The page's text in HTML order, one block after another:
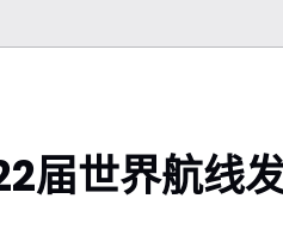
届世界航线